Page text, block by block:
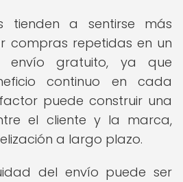
tienden a sentirse más
compras repetidas en un
envío gratuito, ya que
continuo en cada
puede construir una
el cliente y la marca,
a largo plazo.
del envío puede ser